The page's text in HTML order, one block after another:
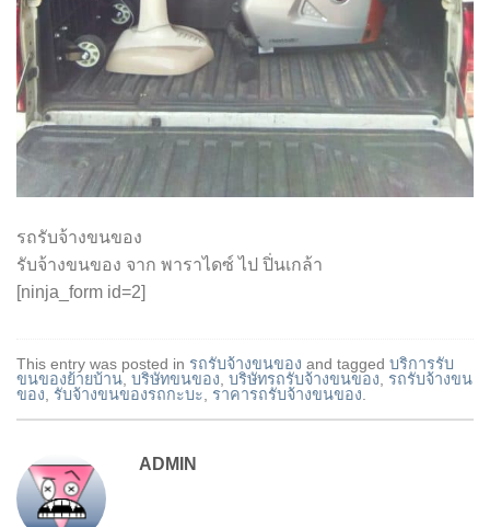
รถรับจ้างขนของ
รับจ้างขนของ จาก พาราไดซ์ ไป ปิ่นเกล้า
[ninja_form id=2]
This entry was posted in รถรับจ้างขนของ and tagged บริการรับ
ขนของย้ายบ้าน, บริษัทขนของ, บริษัทรถรับจ้างขนของ, รถรับจ้างขน
ของ, รับจ้างขนของรถกะบะ, ราคารถรับจ้างขนของ.
ADMIN